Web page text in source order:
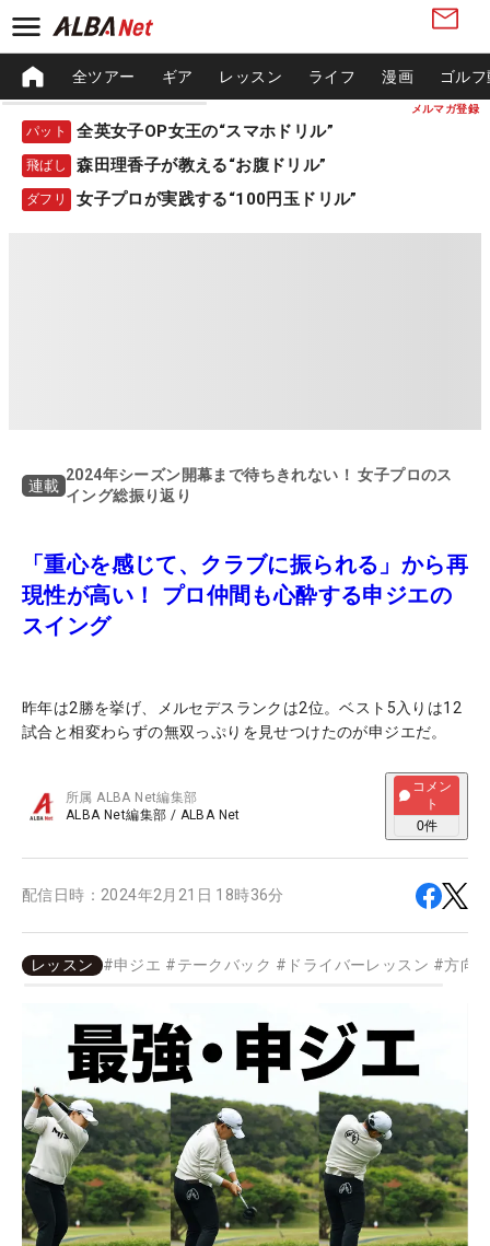
メルマガ登録
全ツアー ギア レッスン ライフ 漫画 ゴル
パット 全英女子OP女王の“スマホドリル”
飛ばし 森田理香子が教える“お腹ドリル”
ダフリ 女子プロが実践する“100円玉ドリル”
連載
2024年シーズン開幕まで待ちきれない！ 女子プロのス
イング総振り返り
「重心を感じて、クラブに振られる」から再
現性が高い！ プロ仲間も心酔する申ジエの
スイング
昨年は2勝を挙げ、メルセデスランクは2位。ベスト5入りは12
試合と相変わらずの無双っぷりを見せつけたのが申ジエだ。
所属ALBA Net編集部
ALBA Net編集部 / ALBA Net
コメン
ト
0件
配信日時： 2024年2月21日 18時36分
レッスン #申ジエ #テークバック # ドライバーレッスン #方向